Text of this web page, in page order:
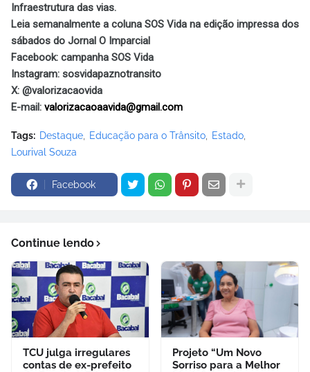
Infraestrutura das vias.
Leia semanalmente a coluna SOS Vida na edição impressa dos
sábados do Jornal O Imparcial
Facebook: campanha SOS Vida
Instagram: sosvidapaznotransito
X: @valorizacaovida
E-mail: valorizacaoaavida@gmail.com
Tags: Destaque Educação para o Trânsito
Estado
Lourival Souza
Facebook
Continue lendo
TCU julga irregulares
contas de ex-prefeito
Projeto “Um Novo
Sorriso para a Melhor